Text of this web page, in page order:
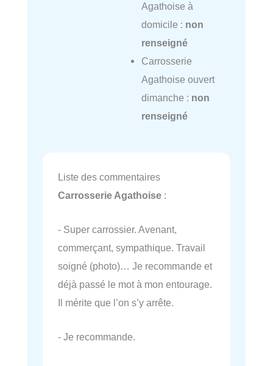
Agathoise à
domicile : non
renseigné
Carrosserie
Agathoise ouvert
dimanche : non
renseigné
Liste des commentaires
Carrosserie Agathoise :
- Super carrossier. Avenant,
commerçant, sympathique. Travail
soigné (photo)… Je recommande et
déjà passé le mot à mon entourage.
Il mérite que l’on s’y arrête.
- Je recommande.